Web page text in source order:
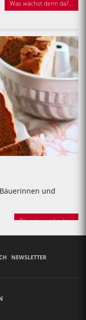
Was wächst denn da?...
und
Bäuerinnen backen
NEWSLETTER